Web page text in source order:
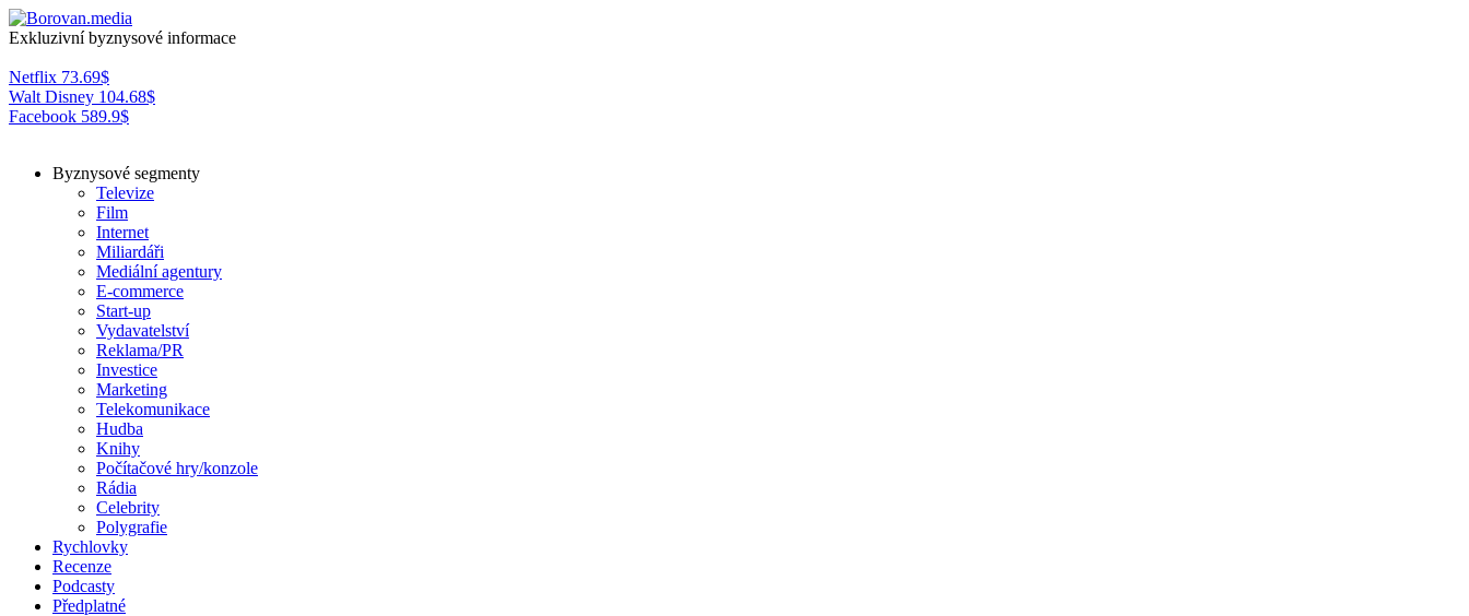
Exkluzivní byznysové informace
Netflix 73.69$
Walt Disney 104.68$
Facebook 589.9$
Byznysové segmenty
Televize
Film
Internet
Miliardáři
Mediální agentury
E-commerce
Start-up
Vydavatelství
Reklama/PR
Investice
Marketing
Telekomunikace
Hudba
Knihy
Počítačové hry/konzole
Rádia
Celebrity
Polygrafie
Rychlovky
Recenze
Podcasty
Předplatné